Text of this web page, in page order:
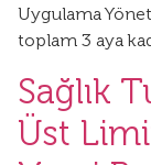
Uygulama
toplam 3 aya
Sağlık
Üst